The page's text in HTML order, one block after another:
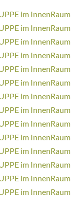
im
im
im
im
im
im
im
im
im
im
im
im
im
im